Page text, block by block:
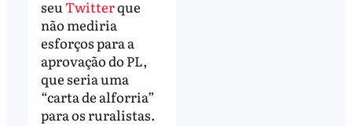
seuTwitterque
não mediria
esforços para a
aprovação do PL,
que seria uma
“carta de alforria”
para os ruralistas.